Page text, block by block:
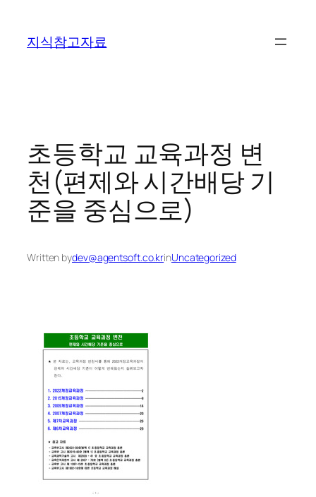
지식참고자료
초등학교 교육과정 변
천(편제와 시간배당 기
준을 중심으로)
Written bydev@agentsoft.co.krinUncategorized